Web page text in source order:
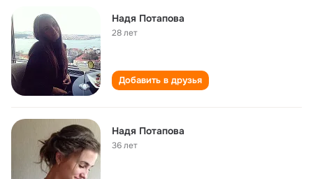
Надя Потапова
28 лет
Добавить в друзья
Надя Потапова
36 лет